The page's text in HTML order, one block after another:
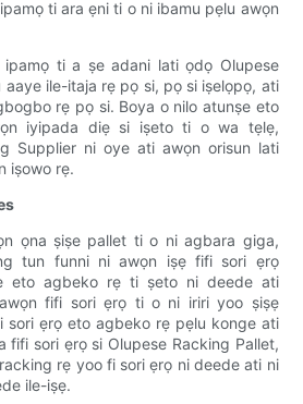
ti ara ẹni ti o ni ibamu pẹlu awọn
ipamọ ti a ṣe adani lati ọdọ Olupese
aaye ile-itaja rẹ pọ si, pọ si iṣelọpọ, ati
rẹ pọ si. Boya o nilo atunṣe eto
iyipada diẹ si iṣeto ti o wa tẹlẹ,
Supplier ni oye ati awọn orisun lati
iṣowo rẹ.
ọna ṣiṣe pallet ti o ni agbara giga,
tun funni ni awọn iṣẹ fifi sori ẹrọ
eto agbeko rẹ ti ṣeto ni deede ati
fifi sori ẹrọ ti o ni iriri yoo ṣiṣẹ
sori ẹrọ eto agbeko rẹ pẹlu konge ati
fifi sori ẹrọ si Olupese Racking Pallet,
rẹ yoo fi sori ẹrọ ni deede ati ni
ile-iṣẹ.